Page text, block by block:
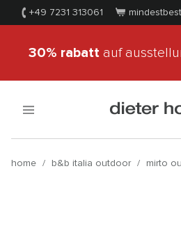
+49 7231 313061
30% rabatt auf
home / b&b italia outdoor / mirto